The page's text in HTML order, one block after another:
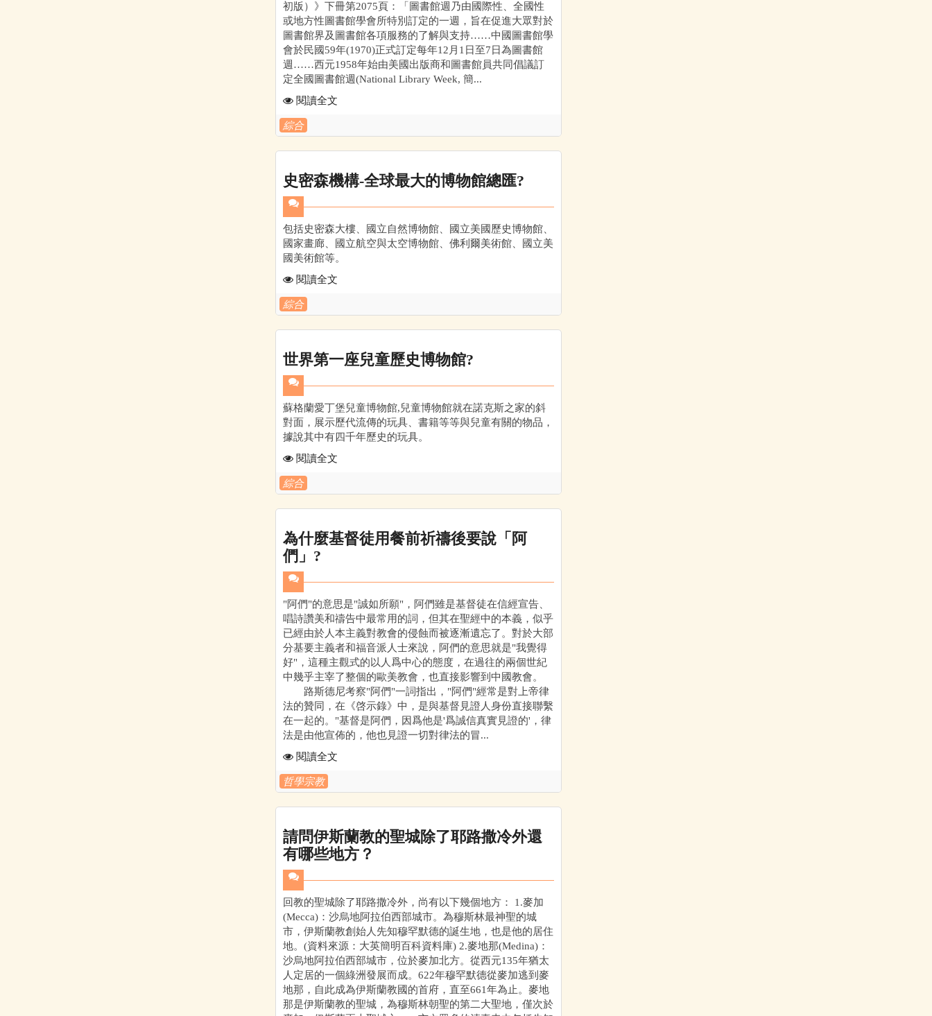
初版）》下冊第2075頁：「圖書館週乃由國際性、全國性
或地方性圖書館學會所特別訂定的一週，旨在促進大眾對於
圖書館界及圖書館各項服務的了解與支持……中國圖書館學
會於民國59年(1970)正式訂定每年12月1日至7日為圖書館
週……西元1958年始由美國出版商和圖書館員共同倡議訂
定全國圖書館週(National Library Week, 簡...
閱讀全文
綜合
史密森機構-全球最大的博物館總匯?
包括史密森大樓、國立自然博物館、國立美國歷史博物館、
國家畫廊、國立航空與太空博物館、佛利爾美術館、國立美
國美術館等。
閱讀全文
綜合
世界第一座兒童歷史博物館?
蘇格蘭愛丁堡兒童博物館,兒童博物館就在諾克斯之家的斜
對面，展示歷代流傳的玩具、書籍等等與兒童有關的物品，
據說其中有四千年歷史的玩具。
閱讀全文
綜合
為什麼基督徒用餐前祈禱後要說「阿
們」?
"阿們"的意思是"誠如所願"，阿們雖是基督徒在信經宣告、
唱詩讚美和禱告中最常用的詞，但其在聖經中的本義，似乎
已經由於人本主義對教會的侵蝕而被逐漸遺忘了。對於大部
分基要主義者和福音派人士來說，阿們的意思就是"我覺得
好"，這種主觀式的以人爲中心的態度，在過往的兩個世紀
中幾乎主宰了整個的歐美教會，也直接影響到中國教會。
路斯德尼考察"阿們"一詞指出，"阿們"經常是對上帝律
法的贊同，在《啓示錄》中，是與基督見證人身份直接聯繫
在一起的。"基督是阿們，因爲他是'爲誠信真實見證的'，律
法是由他宣佈的，他也見證一切對律法的冒...
閱讀全文
哲學宗教
請問伊斯蘭教的聖城除了耶路撒冷外還
有哪些地方？
回教的聖城除了耶路撒冷外，尚有以下幾個地方： 1.麥加
(Mecca)：沙烏地阿拉伯西部城市。為穆斯林最神聖的城
市，伊斯蘭教創始人先知穆罕默德的誕生地，也是他的居住
地。(資料來源：大英簡明百科資料庫) 2.麥地那(Medina)：
沙烏地阿拉伯西部城市，位於麥加北方。從西元135年猶太
人定居的一個綠洲發展而成。622年穆罕默德從麥加逃到麥
地那，自此成為伊斯蘭教國的首府，直至661年為止。麥地
那是伊斯蘭教的聖城，為穆斯林朝聖的第二大聖地，僅次於